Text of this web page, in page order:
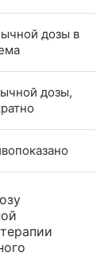
дозы в
дозы,